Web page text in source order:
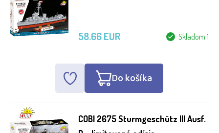
Skladom 1
58.66 EUR
Do košíka
COBI 2675 Sturmgeschütz III Ausf.